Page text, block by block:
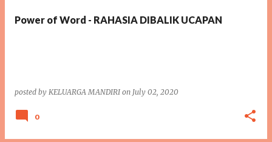
Power of Word - RAHASIA DIBALIK UCAPAN
posted by KELUARGA MANDIRI on July 02, 2020
0